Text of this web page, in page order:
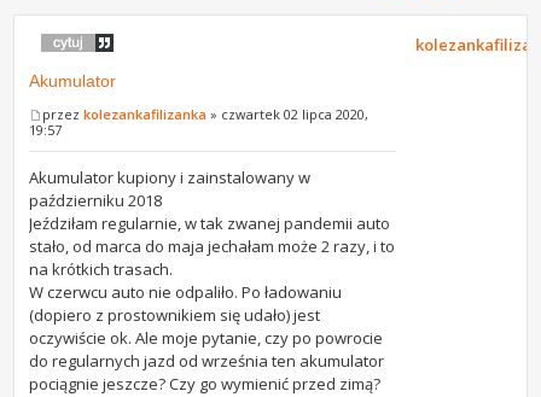
Akumulator
przezkolezankafilizanka » czwartek 02 lipca 2020,
19:57
Akumulator kupiony i zainstalowany w
październiku 2018
Jeździłam regularnie, w tak zwanej pandemii auto
stało, od marca do maja jechałam może 2 razy, i to
na krótkich trasach.
W czerwcu auto nie odpaliło. Po ładowaniu
(dopiero z prostownikiem się udało) jest
oczywiście ok. Ale moje pytanie, czy po powrocie
do regularnych jazd od września ten akumulator
pociągnie jeszcze? Czy go wymienić przed zimą?